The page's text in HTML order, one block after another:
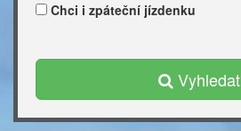
Chci i zpáteční jízdenku
Vyhledat